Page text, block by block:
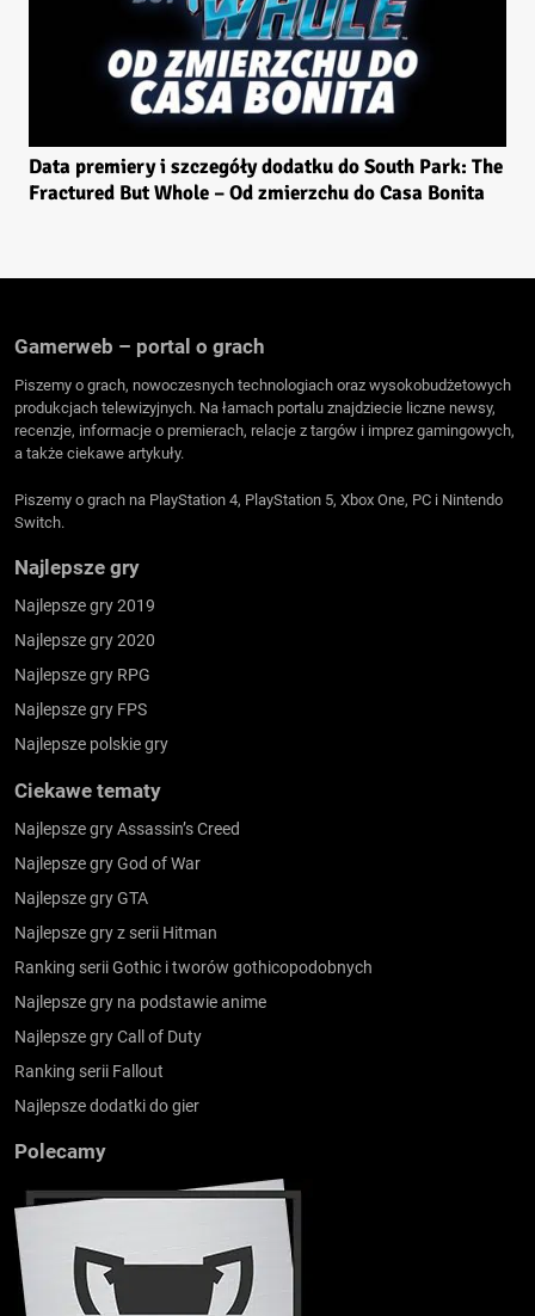
Data premiery i szczegóły dodatku do South Park: The
Fractured But Whole – Od zmierzchu do Casa Bonita
Gamerweb – portal o grach
Piszemy o grach, nowoczesnych technologiach oraz wysokobudżetowych
produkcjach telewizyjnych. Na łamach portalu znajdziecie liczne newsy,
recenzje, informacje o premierach, relacje z targów i imprez gamingowych,
a także ciekawe artykuły.
Piszemy o grach na PlayStation 4, PlayStation 5, Xbox One, PC i Nintendo
Switch.
Najlepsze gry
Najlepsze gry 2019
Najlepsze gry 2020
Najlepsze gry RPG
Najlepsze gry FPS
Najlepsze polskie gry
Ciekawe tematy
Najlepsze gry Assassin’s Creed
Najlepsze gry God of War
Najlepsze gry GTA
Najlepsze gry z serii Hitman
Ranking serii Gothic i tworów gothicopodobnych
Najlepsze gry na podstawie anime
Najlepsze gry Call of Duty
Ranking serii Fallout
Najlepsze dodatki do gier
Polecamy